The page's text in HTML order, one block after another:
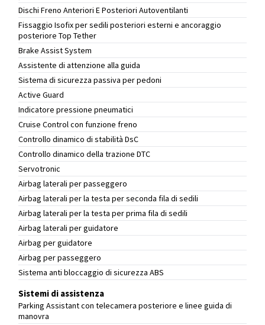
Dischi Freno Anteriori E Posteriori Autoventilanti
Fissaggio Isofix per sedili posteriori esterni e ancoraggio
posteriore Top Tether
Brake Assist System
Assistente di attenzione alla guida
Sistema di sicurezza passiva per pedoni
Active Guard
Indicatore pressione pneumatici
Cruise Control con funzione freno
Controllo dinamico di stabilità DsC
Controllo dinamico della trazione DTC
Servotronic
Airbag laterali per passeggero
Airbag laterali per la testa per seconda fila di sedili
Airbag laterali per la testa per prima fila di sedili
Airbag laterali per guidatore
Airbag per guidatore
Airbag per passeggero
Sistema anti bloccaggio di sicurezza ABS
Sistemi di assistenza
Parking Assistant con telecamera posteriore e linee guida di
manovra